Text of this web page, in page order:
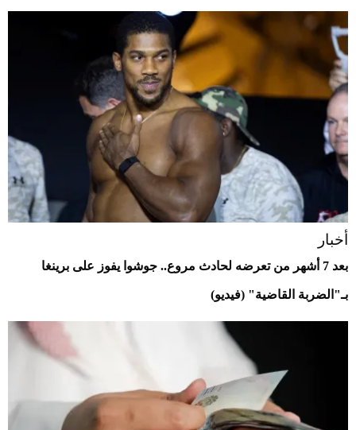
أخبار
بعد 7 أشهر من تعرضه لحادث مروع.. جوشوا يفوز على برينغا
بـ"الضربة القاضية" (فيديو)